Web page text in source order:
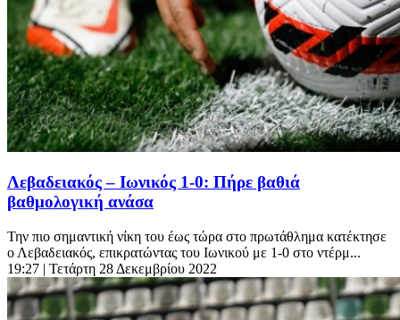
Λεβαδειακός – Ιωνικός 1-0: Πήρε βαθιά
βαθμολογική ανάσα
Την πιο σημαντική νίκη του έως τώρα στο πρωτάθλημα κατέκτησε
ο Λεβαδειακός, επικρατώντας του Ιωνικού με 1-0 στο ντέρμ...
19:27 | Τετάρτη 28 Δεκεμβρίου 2022